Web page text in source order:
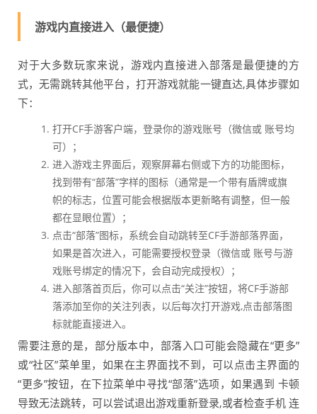
游戏内直接进入（最便捷）
对于大多数玩家来说，游戏内直接进入部落是最便捷的方
式，无需跳转其他平台，打开游戏就能一键直达,具体步骤如
下：
打开CF手游客户端，登录你的游戏账号（微信或 账号均
可）；
进入游戏主界面后，观察屏幕右侧或下方的功能图标，
找到带有“部落”字样的图标（通常是一个带有盾牌或旗
帜的标志，位置可能会根据版本更新略有调整，但一般
都在显眼位置）；
点击“部落”图标，系统会自动跳转至CF手游部落界面，
如果是首次进入，可能需要授权登录（微信或 账号与游
戏账号绑定的情况下，会自动完成授权）；
进入部落首页后，你可以点击“关注”按钮，将CF手游部
落添加至你的关注列表，以后每次打开游戏,点击部落图
标就能直接进入。
需要注意的是，部分版本中，部落入口可能会隐藏在“更多”
或“社区”菜单里，如果在主界面找不到，可以点击主界面的
“更多”按钮，在下拉菜单中寻找“部落”选项，如果遇到 卡顿
导致无法跳转，可以尝试退出游戏重新登录,或者检查手机 连